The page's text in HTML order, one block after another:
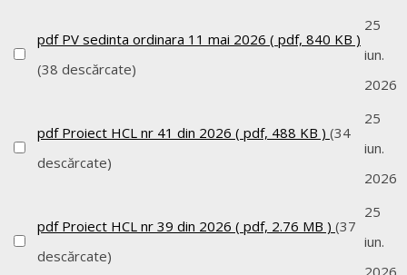
pdf PV sedinta ordinara 11 mai 2026 ( pdf, 840 KB )
(38 descărcate)
25
iun.
2026
pdf Proiect HCL nr 41 din 2026 ( pdf, 488 KB ) (34
descărcate)
25
iun.
2026
pdf Proiect HCL nr 39 din 2026 ( pdf, 2.76 MB ) (37
descărcate)
25
iun.
2026